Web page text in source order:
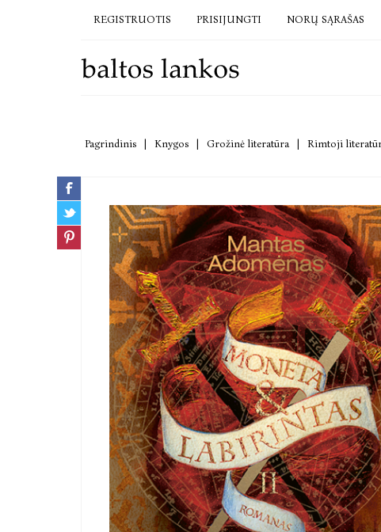
REGISTRUOTIS PRISIJUNGTI NORŲ SĄRAŠAS
Pagrindinis Knygos Grožinė literatūra Rimtoji